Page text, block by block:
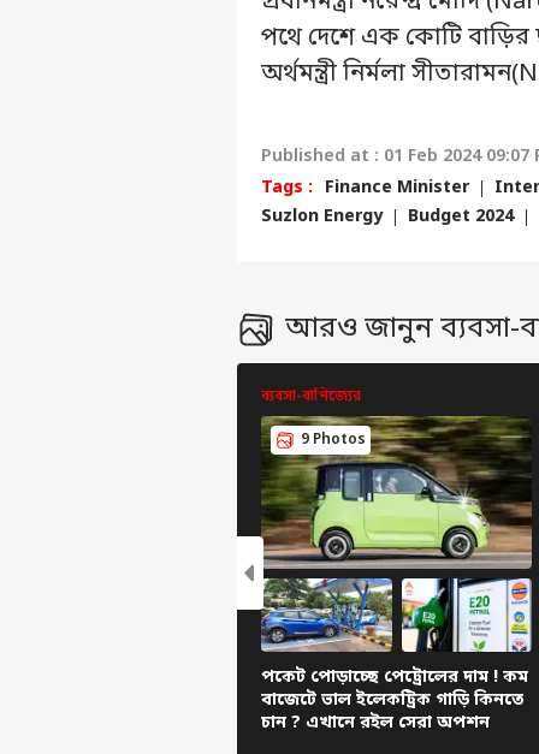
পথে দেশে এক কোটি বাড়ির
অর্থমন্ত্রী নির্মলা
Published at : 01 Feb 2024 09:07
Tags : Finance Minister
Suzlon Energy
Budget 2024
আরও জানুন ব্যবসা-
ব্যবসা-বাণিজ্যের
9 Photos
পকেট পোড়াচ্ছে পেট্রোলের দাম ! কম
বাজেটে ভাল ইলেকট্রিক গাড়ি কিনতে
চান ? এখানে রইল সেরা অপশন
বিজ্ঞাপন দিন
যোগাযোগ করুন
কেরিয়ার
প্রতিক্রিয়া
আমাদের সম্পর্কে
LOGIN